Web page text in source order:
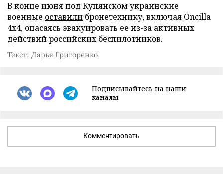
В конце июня под Купянском украинские
военные оставили бронетехнику, включая Oncilla
4х4, опасаясь эвакуировать ее из-за активных
действий российских беспилотников.
Текст: Дарья Григоренко
Подписывайтесь на наши
каналы
Комментировать